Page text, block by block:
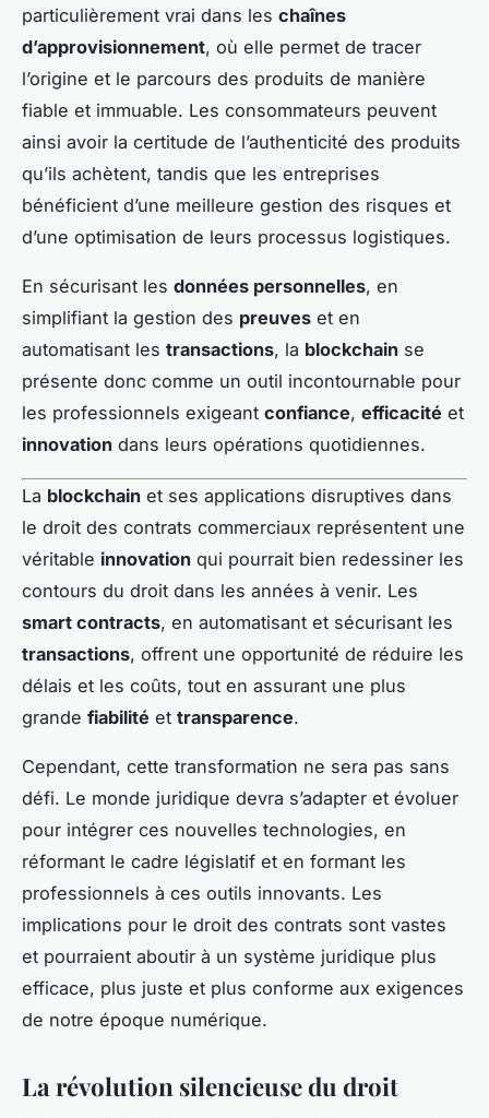
particulièrement vrai dans les chaînes
d’approvisionnement, où elle permet de tracer
l’origine et le parcours des produits de manière
fiable et immuable. Les consommateurs peuvent
ainsi avoir la certitude de l’authenticité des produits
qu’ils achètent, tandis que les entreprises
bénéficient d’une meilleure gestion des risques et
d’une optimisation de leurs processus logistiques.
En sécurisant les données personnelles, en
simplifiant la gestion des preuves et en
automatisant les transactions, la blockchain se
présente donc comme un outil incontournable pour
les professionnels exigeant confiance, efficacité et
innovation dans leurs opérations quotidiennes.
La blockchain et ses applications disruptives dans
le droit des contrats commerciaux représentent une
véritable innovation qui pourrait bien redessiner les
contours du droit dans les années à venir. Les
smart contracts, en automatisant et sécurisant les
transactions, offrent une opportunité de réduire les
délais et les coûts, tout en assurant une plus
grande fiabilité et transparence.
Cependant, cette transformation ne sera pas sans
défi. Le monde juridique devra s’adapter et évoluer
pour intégrer ces nouvelles technologies, en
réformant le cadre législatif et en formant les
professionnels à ces outils innovants. Les
implications pour le droit des contrats sont vastes
et pourraient aboutir à un système juridique plus
efficace, plus juste et plus conforme aux exigences
de notre époque numérique.
La révolution silencieuse du droit